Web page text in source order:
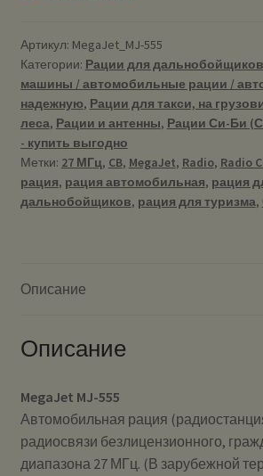
Артикул: MegaJet_MJ-555
Категории: Рации для дальнобойщиков
машины / автомобильные рации /
надежную, Рации для такси, на
леса, Рации и антенны, Рации Си-Би
- купить выгодно
Метки: 27 МГц, CB, MegaJet, Radio, Radio
рация, рация автомобильная, рация
дальнобойщиков, рация для туризма,
Описание
Описание
MegaJet MJ-555
Автомобильная рация
радиосвязи безлицензионного,
диапазона 27 МГц. (В зарубежной